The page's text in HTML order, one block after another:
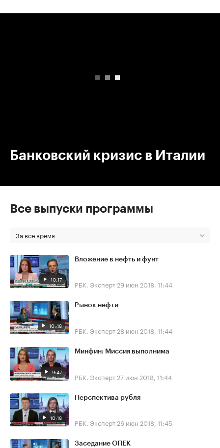
Банковский кризис в Италии
Все выпуски программы
За все время
10:17
Вложение в нефть и фунт
РБК. Эксперт 29 июн 2018, 11:44
10:48
Рынок нефти
РБК. Эксперт 28 июн 2018, 11:44
9:47
Минфин: Миссия выполнима
РБК. Эксперт 27 июн 2018, 11:44
10:18
Перспектива рубля
РБК. Эксперт 26 июн 2018, 11:45
Заседание ОПЕК